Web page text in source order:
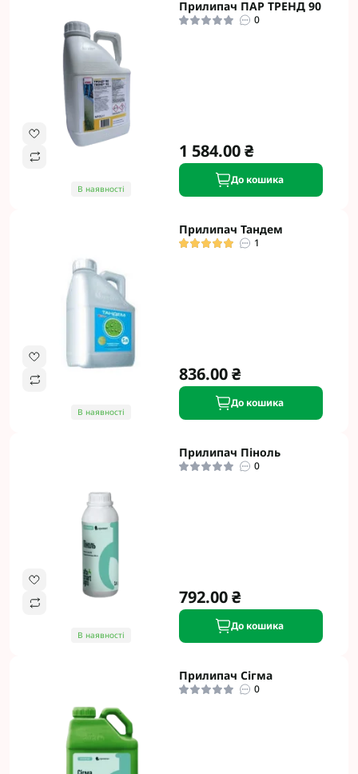
В наявності
Прилипач ПАР ТРЕНД 90
0
1 584.00 ₴
До кошика
В наявності
Прилипач Тандем
1
836.00 ₴
До кошика
В наявності
Прилипач Піноль
0
792.00 ₴
До кошика
Прилипач Cігма
0